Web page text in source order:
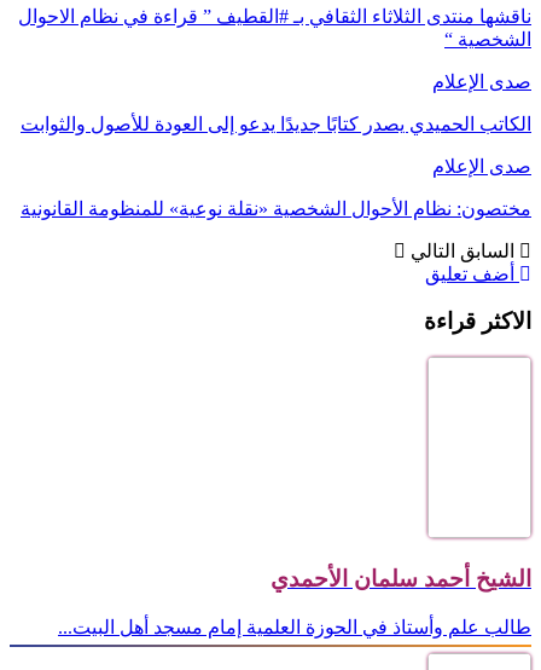
ناقشها منتدى الثلاثاء الثقافي بـ #القطيف ” قراءة في نظام الاحوال
الشخصية “
صدى الإعلام
الكاتب الحميدي يصدر كتابًا جديدًا يدعو إلى العودة للأصول والثوابت
صدى الإعلام
مختصون: نظام الأحوال الشخصية «نقلة نوعية» للمنظومة القانونية
السابق التالي
أضف تعليق
الاكثر قراءة
الشيخ أحمد سلمان الأحمدي
طالب علم وأستاذ في الحوزة العلمية إمام مسجد أهل البيت...